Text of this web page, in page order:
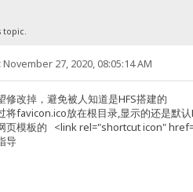
November 27, 2020, 08:05:14 AM
修改掉，避免被人知道是HFS搭建的
将favicon.ico放在根目录,显示的还是默
页模板的 <link rel="shortcut icon"
导